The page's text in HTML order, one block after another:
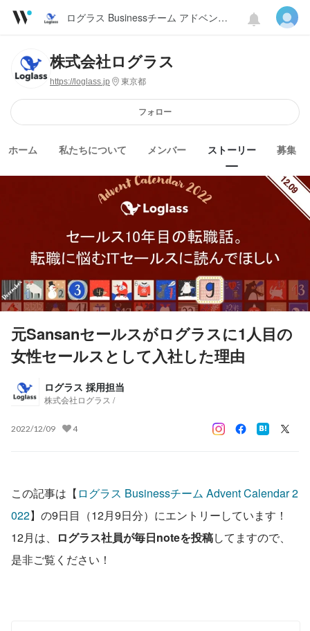
ログラス Businessチーム アドベントカレンダー 2022
株式会社ログラス
https://loglass.jp 東京都
フォロー
ホーム 私たちについて メンバー ストーリー 募集
元Sansanセールスがログラスに1人目の
女性セールスとして入社した理由
ログラス 採用担当
株式会社ログラス /
2022/12/09 4
この記事は【 ログラス Businessチーム Advent Calendar 2
022】の9日目（12月9日分）にエントリーしています！
12月は、
ログラス社員が毎日noteを投稿してますので、
是非ご覧ください！